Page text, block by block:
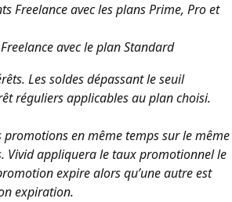
Freelance avec les plans Prime, Pro et
avec le plan Standard
Les soldes dépassant le seuil
réguliers applicables au plan choisi.
en même temps sur le même
Vivid appliquera le taux promotionnel le
expire alors qu’une autre est
expiration.